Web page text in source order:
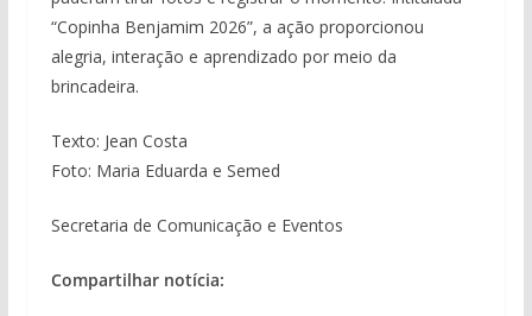
“Copinha Benjamim 2026”, a ação proporcionou
alegria, interação e aprendizado por meio da
brincadeira.
Texto: Jean Costa
Foto: Maria Eduarda e Semed
Secretaria de Comunicação e Eventos
Compartilhar notícia: